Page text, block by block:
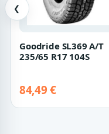
❮
Goodride SL369 A/T
235/65 R17 104S
84,49 €